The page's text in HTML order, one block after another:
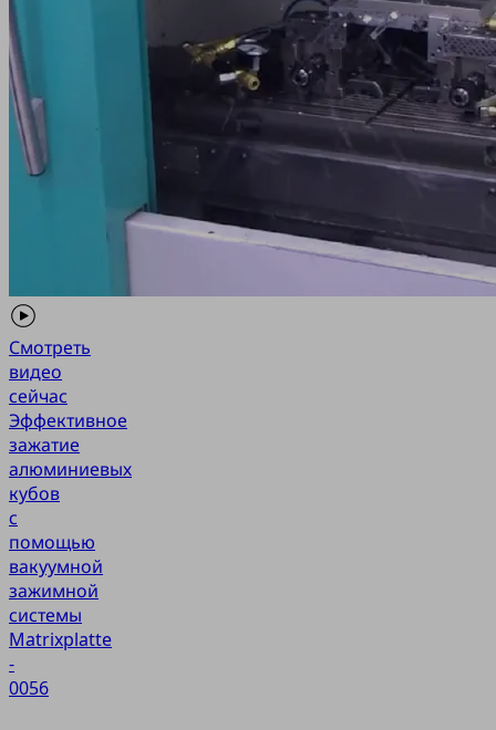
Смотреть
видео
сейчас
Эффективное
зажатие
алюминиевых
кубов
с
помощью
вакуумной
зажимной
системы
Matrixplatte
-
0056